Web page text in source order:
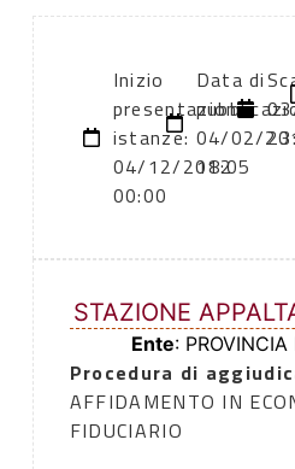
Inizio
presentazione
istanze:
04/12/2012
00:00
Data di
04/02/
18:05
STAZIONE
Ente:
Procedura di
AFFIDAMENTO IN
FIDUCIARIO